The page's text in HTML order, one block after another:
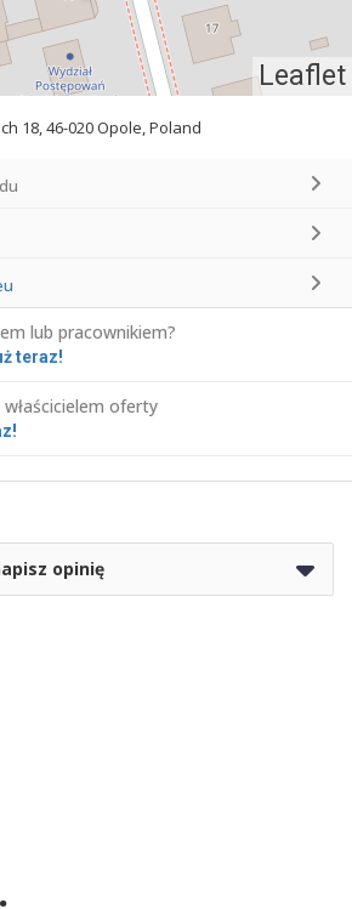
Leaflet
18, 46-020 Opole, Poland
lub pracownikiem?
teraz!
oferty
opinię